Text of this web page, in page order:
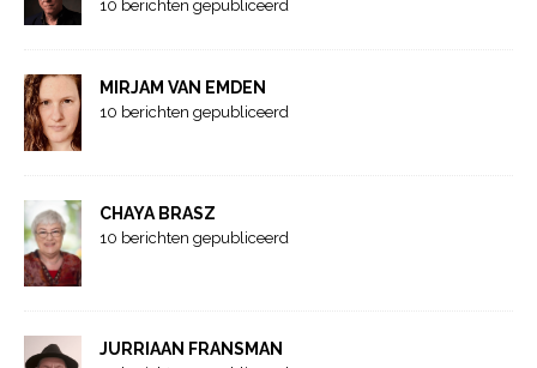
10 berichten gepubliceerd
MIRJAM VAN EMDEN
10 berichten gepubliceerd
CHAYA BRASZ
10 berichten gepubliceerd
JURRIAAN FRANSMAN